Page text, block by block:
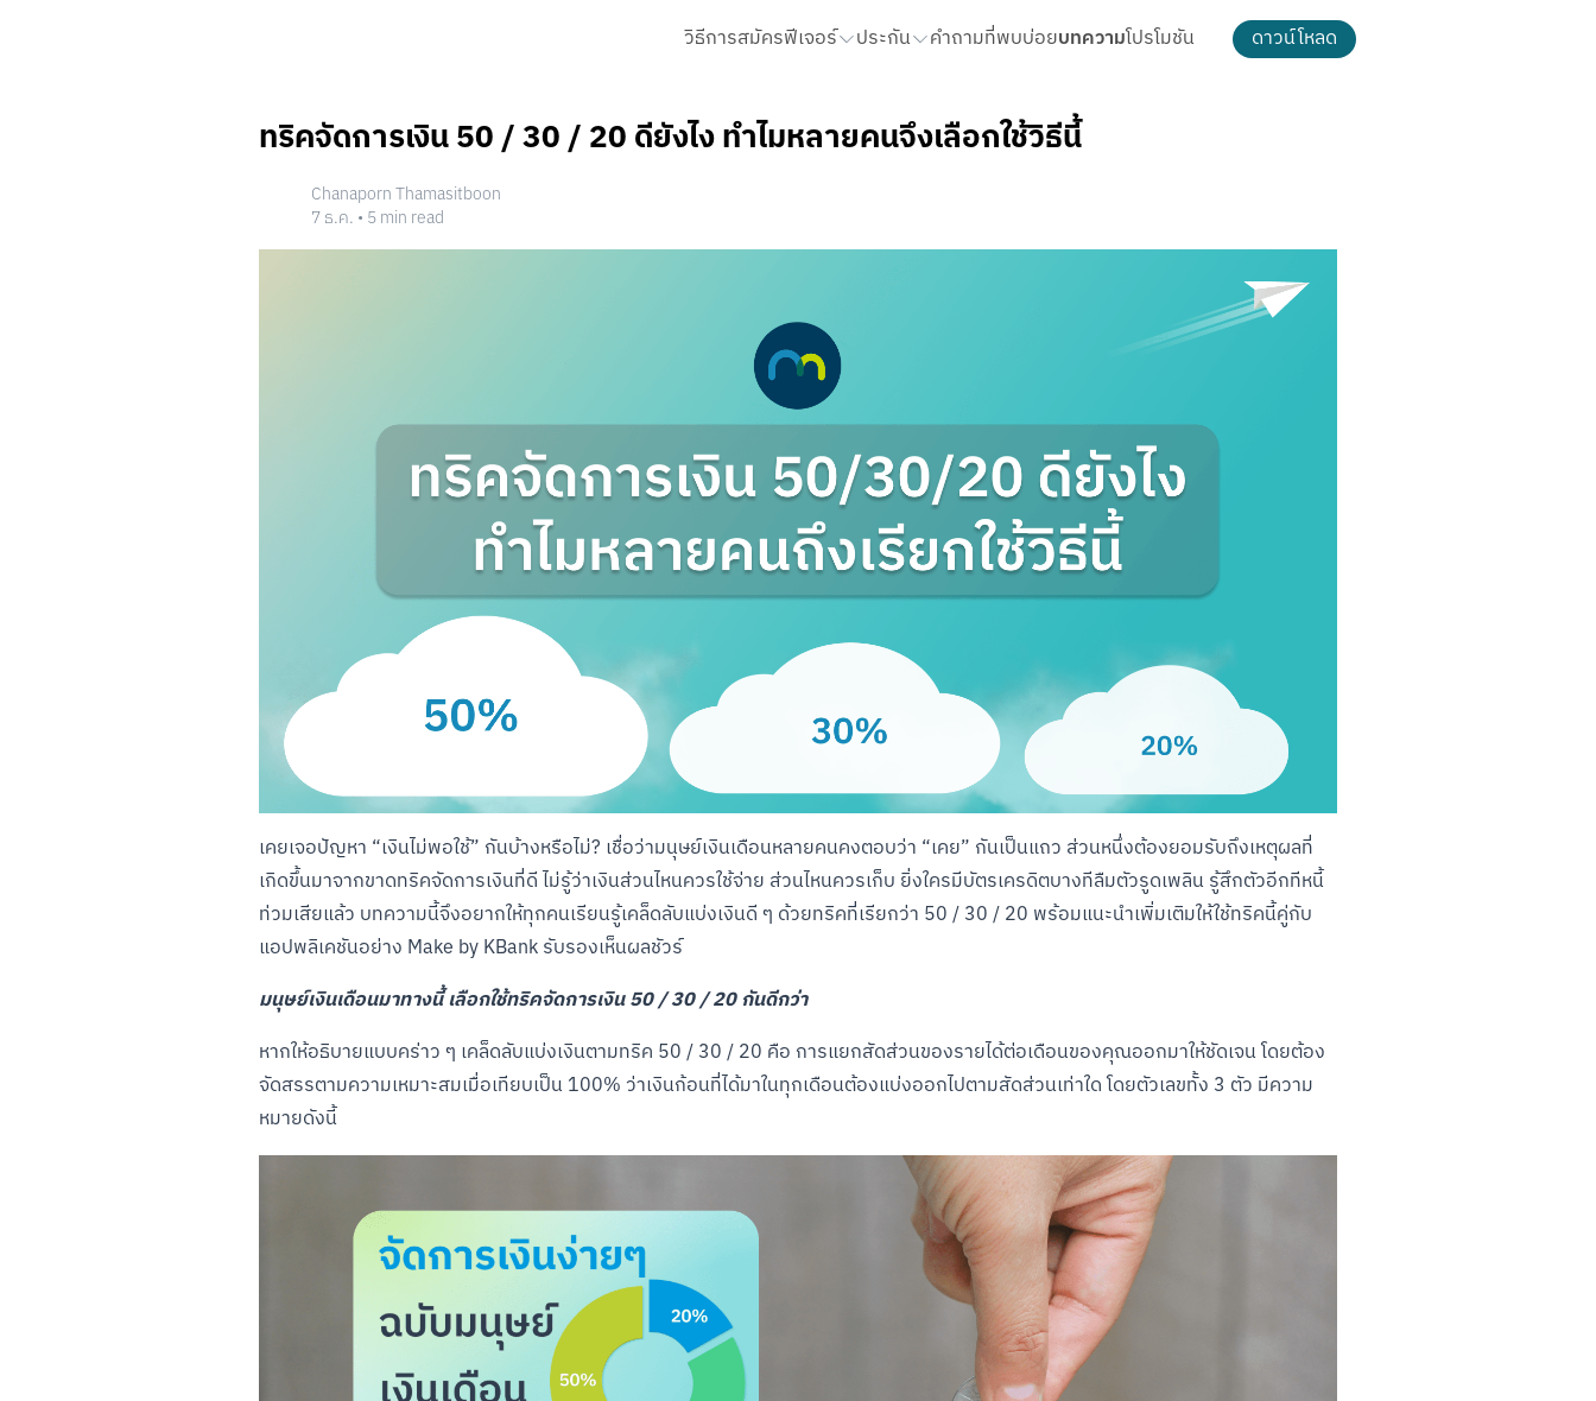
วิธีการสมัครฟีเจอร์
CLOUD POCKET
วิธีสร้าง Cloud Pocket
วิธีการจัดลำดับ
วิธีการย้ายเงินเข้า
ปรับแต่ง Cloud Pocket
สมาชิก: จ่ายรายการเรียกเก็บเงิน
สมาชิก: ขอเบิกเงินเจ้าของ Cloud Pocket
เจ้าของ: จ่ายรายการขอเบิกเงิน
QR รับเงิน
เติมเงิน จ่ายบิล
เพิ่มเพื่อนจากรายการโอนเงิน
ปรับวงเงินการทำธุรกรรม
STATEMENT และ สมุดบัญชี
ขอ Statement
จัดการหมวดหมู่และการจัดหมวดหมู่อัตโนมัติMAKE More
ฟีเจอร์ MAKE MAX
ฟีเจอร์ MAKE MORE
ฟีเจอร์ทั้งหมด
ประกัน
ประกันโรคร้ายแรง ไม่เคลมมีคืน
ประกันโรคร้ายแรง เลือกได้ตามใจ
คําถามที่พบบ่อยบทความโปรโมชัน ดาวน์โหลด
ทริคจัดการเงิน 50 / 30 / 20 ดียังไง ทำไมหลายคนจึงเลือกใช้วิธีนี้
Chanaporn Thamasitboon
7 ธ.ค. • 5min read
เคยเจอปัญหา “เงินไม่พอใช้” กันบ้างหรือไม่? เชื่อว่ามนุษย์เงินเดือนหลายคนคงตอบว่า “เคย” กันเป็นแถว ส่วนหนึ่งต้องยอมรับถึงเหตุผลที่
เกิดขึ้นมาจากขาดทริคจัดการเงินที่ดี ไม่รู้ว่าเงินส่วนไหนควรใช้จ่าย ส่วนไหนควรเก็บ ยิ่งใครมีบัตรเครดิตบางทีลืมตัวรูดเพลิน รู้สึกตัวอีกทีหนี้
ท่วมเสียแล้ว บทความนี้จึงอยากให้ทุกคนเรียนรู้เคล็ดลับแบ่งเงินดี ๆ ด้วยทริคที่เรียกว่า 50 / 30 / 20 พร้อมแนะนำเพิ่มเติมให้ใช้ทริคนี้คู่กับ
แอปพลิเคชันอย่าง Make by KBank รับรองเห็นผลชัวร์
มนุษย์เงินเดือนมาทางนี้ เลือกใช้ทริคจัดการเงิน 50 / 30 / 20 กันดีกว่า
หากให้อธิบายแบบคร่าว ๆ เคล็ดลับแบ่งเงินตามทริค 50 / 30 / 20 คือ การแยกสัดส่วนของรายได้ต่อเดือนของคุณออกมาให้ชัดเจน โดยต้อง
จัดสรรตามความเหมาะสมเมื่อเทียบเป็น 100% ว่าเงินก้อนที่ได้มาในทุกเดือนต้องแบ่งออกไปตามสัดส่วนเท่าใด โดยตัวเลขทั้ง 3 ตัว มีความ
หมายดังนี้